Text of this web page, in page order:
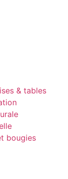
& tables
bougies